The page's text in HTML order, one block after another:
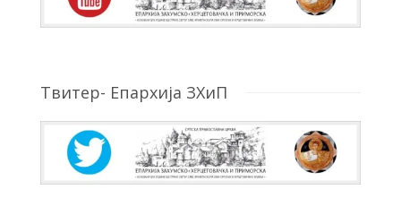
Твитер- Епархија ЗХиП